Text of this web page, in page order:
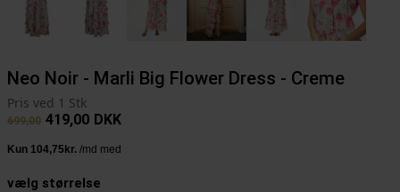
Neo Noir - Marli Big Flower Dress - Creme
Pris ved 1 Stk
699,00 419,00 DKK
vælg størrelse